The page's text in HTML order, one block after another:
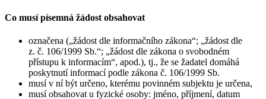
Co musí písemná žádost obsahovat
označena („žádost dle informačního zákona“; „žádost dle
z. č. 106/1999 Sb.“; „žádost dle zákona o svobodném
přístupu k informacím“, apod.), tj., že se žadatel domáhá
poskytnutí informací podle zákona č. 106/1999 Sb.
musí v ní být určeno, kterému povinném subjektu je určena,
musí obsahovat u fyzické osoby: jméno, příjmení, datum